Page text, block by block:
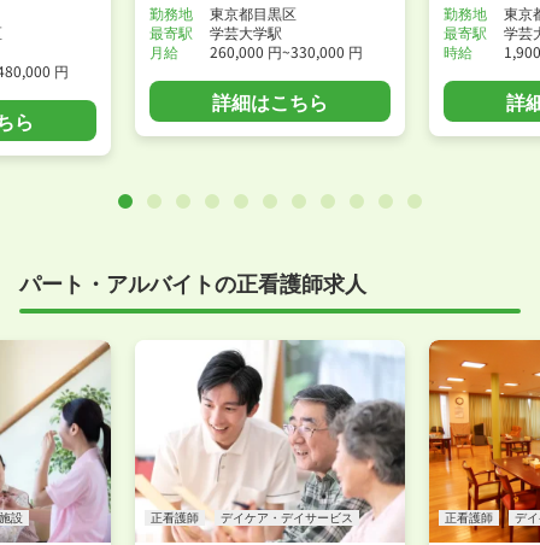
円
ら
勤務地
東京都目黒区
最寄駅
学芸大学駅
月給
260,000 円~330,000 円
詳細はこちら
勤務地
東京
最寄駅
学芸
時給
詳
パート・アルバイトの正看護師求人
設 正看護師 デイケア・デイサービス 正看護師 デ